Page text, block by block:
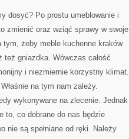
dosyć? Po prostu umeblowanie i
zmienić oraz wziąć sprawy w swoje
żeby meble kuchenne kraków
gniazdka. Wówczas całość
i niezmiernie korzystny klimat.
na tym nam zależy.
wykonywane na zlecenie. Jednak
to, co dobrane do nas będzie
nie są spełniane od ręki. Należy